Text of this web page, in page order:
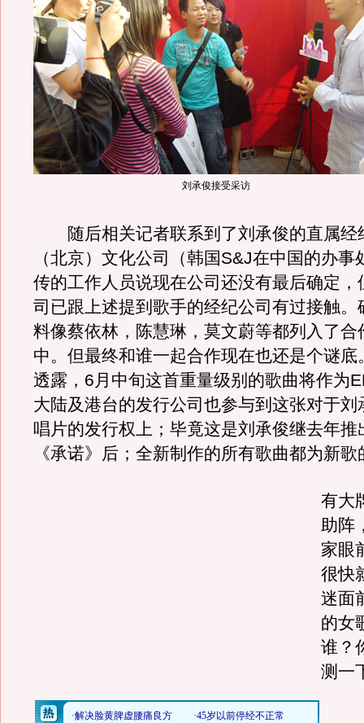
刘承俊接受采访
随后相关记者联系到了刘承俊的直属经
（北京）文化公司（韩国S&J在中国的办事
传的工作人员说现在公司还没有最后确定，
司已跟上述提到歌手的经纪公司有过接触。
料像蔡依林，陈慧琳，莫文蔚等都列入了合
中。但最终和谁一起合作现在也还是个谜底
透露，6月中旬这首重量级别的歌曲将作为
大陆及港台的发行公司也参与到这张对于刘
唱片的发行权上；毕竟这是刘承俊继去年推
《承诺》后；全新制作的所有歌曲都为新歌
有大
助阵
家眼
很快
迷面
的女
谁？
测一